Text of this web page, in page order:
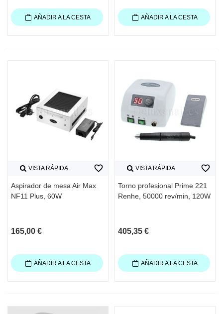
AÑADIR A LA CESTA AÑADIR A LA CESTA
VISTA RÁPIDA
Aspirador de mesa Air Max
NF11 Plus, 60W
165,00 €
favorite_border
AÑADIR A LA CESTA
VISTA RÁPIDA
Torno profesional Prime 221
Renhe, 50000 rev/min, 120W
405,35 €
favorite_border
AÑADIR A LA CESTA